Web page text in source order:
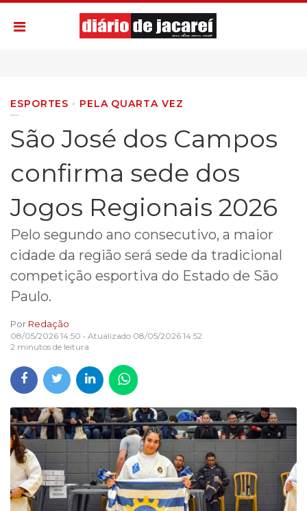
ESPORTES PELA QUARTA VEZ
São José dos Campos
confirma sede dos
Jogos Regionais 2026
Pelo segundo ano consecutivo, a maior
cidade da região será sede da tradicional
competição esportiva do Estado de São
Paulo.
Por Redação
08/05/2026 14:50 • Atualizado 08/05/2026 14:52
2 minutos de leitura